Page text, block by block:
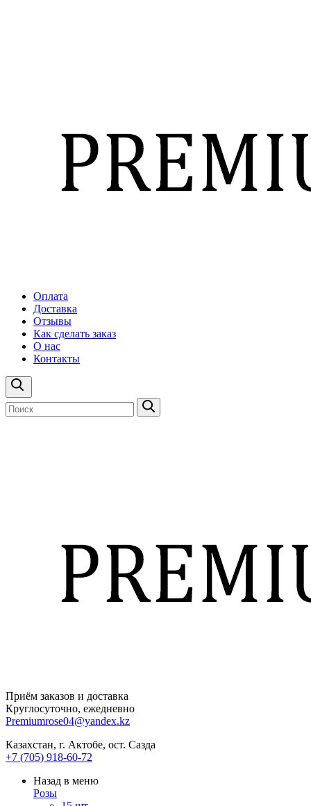
Оплата
Доставка
Отзывы
Как сделать заказ
О нас
Контакты
Приём заказов и доставка
Круглосуточно, ежедневно
Premiumrose04@yandex.kz
Казахстан, г. Актобе, ост. Сазда
+7 (705) 918-60-72
Назад в меню
Розы